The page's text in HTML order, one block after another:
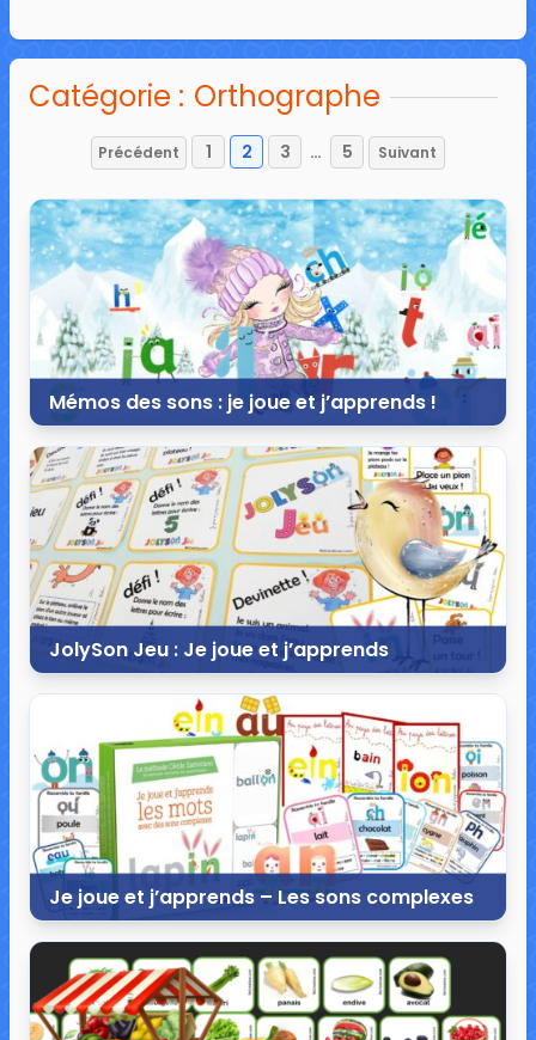
Catégorie : Orthographe
Pagination
des
publications
Précédent 1 2 3 … 5 Suivant
Mémos des sons : je joue et j’apprends !
11 décembre 2020
13 commentaires
49 104 vues
JolySon Jeu : Je joue et j’apprends
2 décembre 2020
49 commentaires
25 304 vues
Je joue et j’apprends – Les sons complexes
21 novembre 2020
30 commentaires
53 809 vues